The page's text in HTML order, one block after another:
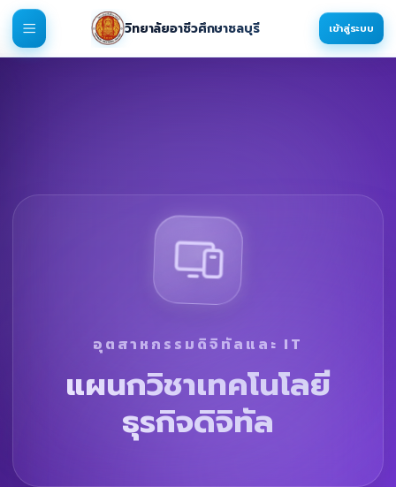
วิทยาลัยอาชีวศึกษาชลบุรี เข้าสู่ระบบ
อุตสาหกรรมดิจิทัลและ IT
แผนกวิชาเทคโนโลยี
ธุรกิจดิจิทัล